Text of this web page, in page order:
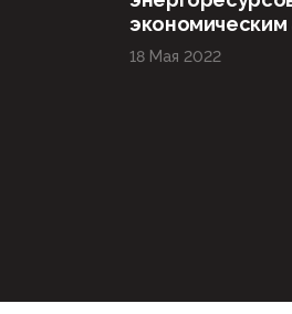
18 Мая 2022